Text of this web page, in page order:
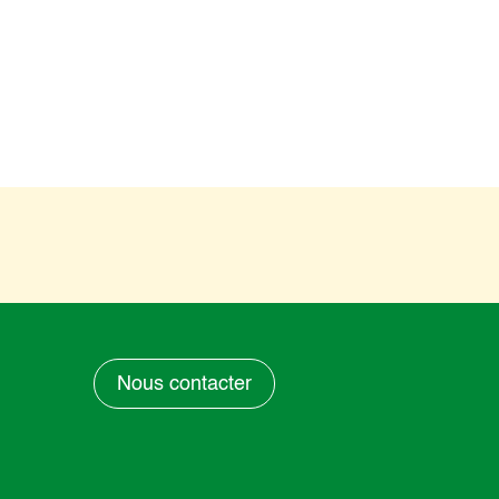
Nous contacter